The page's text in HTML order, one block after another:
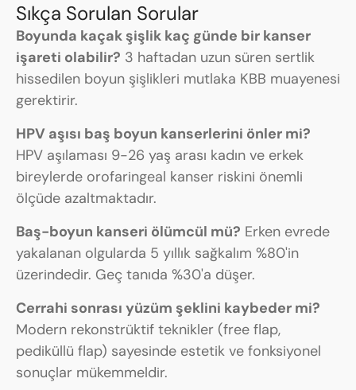
Sıkça Sorulan Sorular
Boyunda kaçak şişlik kaç günde bir kanser
işareti olabilir? 3 haftadan uzun süren sertlik
hissedilen boyun şişlikleri mutlaka KBB muayenesi
gerektirir.
HPV aşısı baş boyun kanserlerini önler mi?
HPV aşılaması 9-26 yaş arası kadın ve erkek
bireylerde orofaringeal kanser riskini önemli
ölçüde azaltmaktadır.
Baş-boyun kanseri ölümcül mü? Erken evrede
yakalanan olgularda 5 yıllık sağkalım %80'in
üzerindedir. Geç tanıda %30'a düşer.
Cerrahi sonrası yüzüm şeklini kaybeder mi?
Modern rekonstrüktif teknikler (free flap,
pediküllü flap) sayesinde estetik ve fonksiyonel
sonuçlar mükemmeldir.